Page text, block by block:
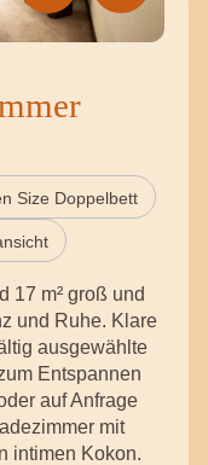
Size Doppelbett
17 m² groß und
und Ruhe. Klare
ausgewählte
Entspannen
auf Anfrage
mit
intimen Kokon.